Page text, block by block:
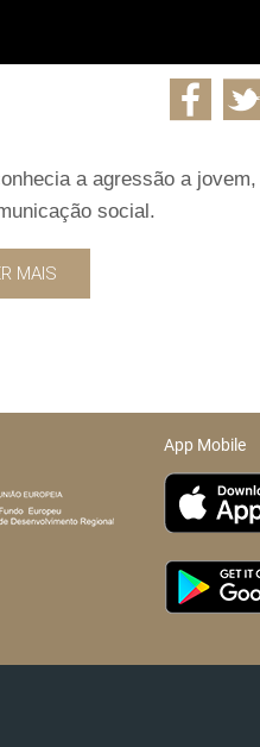
a agressão a
social.
MAIS
App Mobile